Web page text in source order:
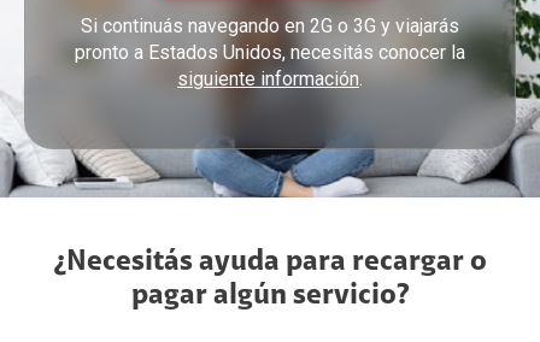
Si continuás navegando en 2G o 3G y viajarás
pronto a Estados Unidos, necesitás conocer la
siguiente información.
¿Necesitás ayuda para recargar o
pagar algún servicio?